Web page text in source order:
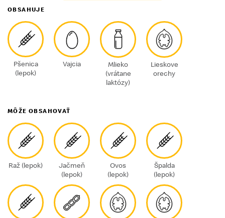
OBSAHUJE
Pšenica
(lepok)
Vajcia
Mlieko
(vrátane
laktózy)
Lieskove
orechy
MÔŽE OBSAHOVAŤ
Raž (lepok)
Jačmeň
(lepok)
Ovos
(lepok)
Špalda
(lepok)